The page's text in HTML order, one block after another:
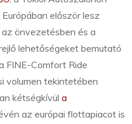
először lesz
önvezetésben és a
lehetőségeket bemutató
FINE-Comfort Ride
volumen tekintetében
kétségkívül a
az európai flottapiacot is